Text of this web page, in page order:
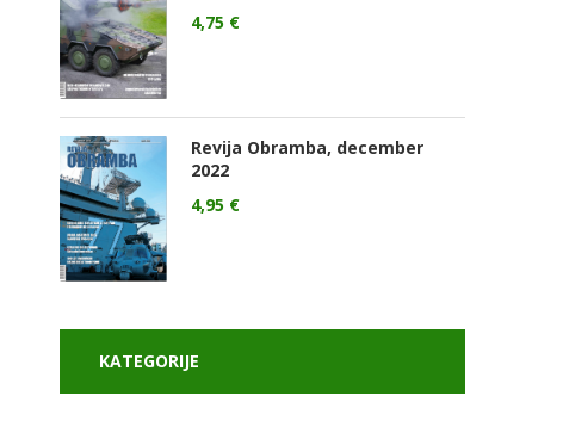
4,75 €
Revija Obramba, december
2022
4,95 €
KATEGORIJE